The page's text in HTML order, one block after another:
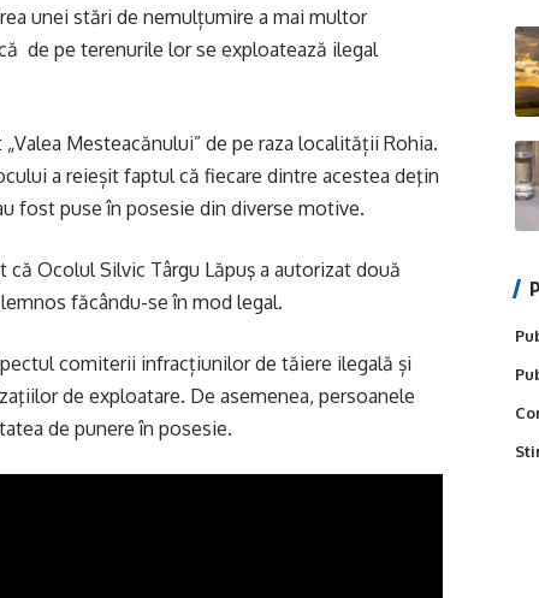
unei stări de nemulțumire a mai multor
de pe terenurile lor se exploatează ilegal
Mesteacănului” de pe raza localității Rohia.
a reieșit faptul că fiecare dintre acestea deţin
fost puse în posesie din diverse motive.
că Ocolul Silvic Târgu Lăpuş a autorizat două
făcându-se în mod legal.
comiterii infracțiunilor de tăiere ilegală și
de exploatare. De asemenea, persoanele
de punere în posesie.